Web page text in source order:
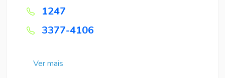
1247
3377-4106
Ver mais